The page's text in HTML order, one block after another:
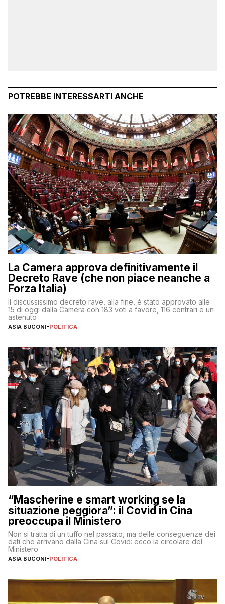
POTREBBE INTERESSARTI ANCHE
La Camera approva definitivamente il
Decreto Rave (che non piace neanche a
Forza Italia)
Il discussissimo decreto rave, alla fine, è stato approvato alle
15 di oggi dalla Camera con 183 voti a favore, 116 contrari e un
astenuto
ASIA BUCONI-POLITICA
“Mascherine e smart working se la
situazione peggiora”: il Covid in Cina
preoccupa il Ministero
Non si tratta di un tuffo nel passato, ma delle conseguenze dei
dati che arrivano dalla Cina sul Covid: ecco la circolare del
Ministero
ASIA BUCONI-POLITICA